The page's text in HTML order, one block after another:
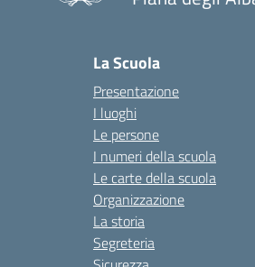
La Scuola
Presentazione
I luoghi
Le persone
I numeri della scuola
Le carte della scuola
Organizzazione
La storia
Segreteria